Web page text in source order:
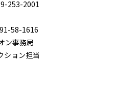
253-2001
58-1616
ン事務局
ション担当